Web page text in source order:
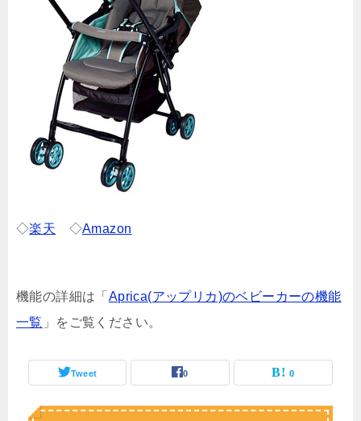
◇楽天 ◇Amazon
機能の詳細は「 Aprica(アップリカ)のベビーカーの機能
一覧 」をご覧ください。
Tweet 0 0